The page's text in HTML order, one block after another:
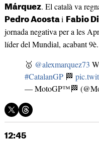
Márquez. El català va
Pedro Acostai Fabio
jornada negativa per a les
líder del Mundial, acabant 9è.
🥇 @alexmarquez73
#CatalanGP🏁
— MotoGP™🏁
12:45